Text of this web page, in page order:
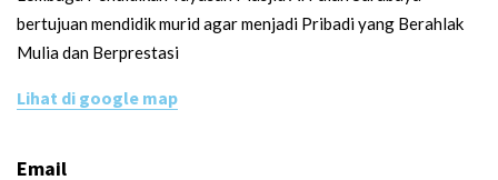
bertujuan mendidik murid agar menjadi Pribadi yang Berahlak
Mulia dan Berprestasi
Lihat di google map
Email